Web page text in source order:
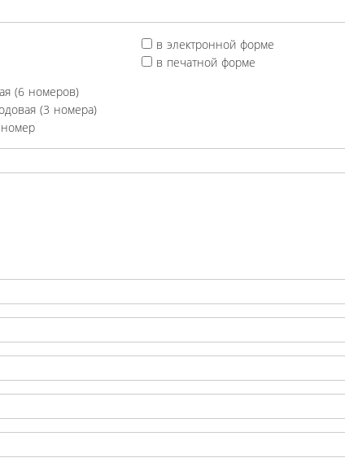
в электронной форме
в печатной форме
(6 номеров)
(3 номера)